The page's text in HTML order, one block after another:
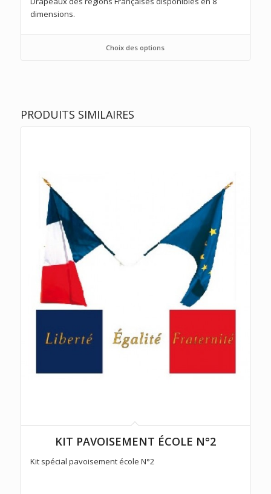
dimensions.
Choix des options
PRODUITS SIMILAIRES
KIT PAVOISEMENT ÉCOLE N°2
Kit spécial pavoisement école N°2